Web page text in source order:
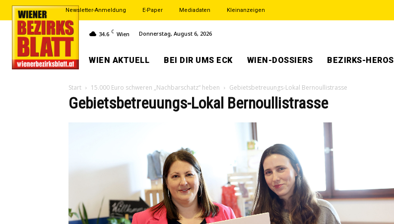
Newsletter-Anmeldung E-Paper Mediadaten Kleinanzeigen
34.6 C Wien Donnerstag, August 6, 2026
WIEN AKTUELL BEI DIR UMS ECK WIEN-DOSSIERS BEZIRKS-HEROS
Start 15.000 Euro schweren „Nachbarschatz“ heben Gebietsbetreuungs-Lokal Bernoullistrasse
Gebietsbetreuungs-Lokal Bernoullistrasse